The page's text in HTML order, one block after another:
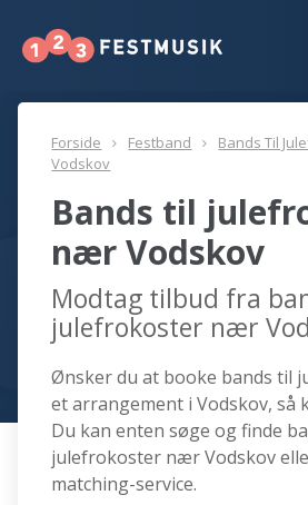
Forside Festband
Bands Til
Vodskov
Bands til
nær Vodskov
Modtag tilbud fra
julefrokoster nær
Ønsker du at booke bands til
et arrangement i Vodskov, så
Du kan enten søge og finde
julefrokoster nær Vodskov
matching-service.